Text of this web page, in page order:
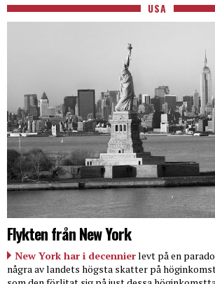
USA
Flykten från New York
New York har i decennierlevt på en
några av landets högsta skatter på